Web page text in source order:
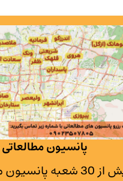
پانسیون
بیش از 30 شعبه